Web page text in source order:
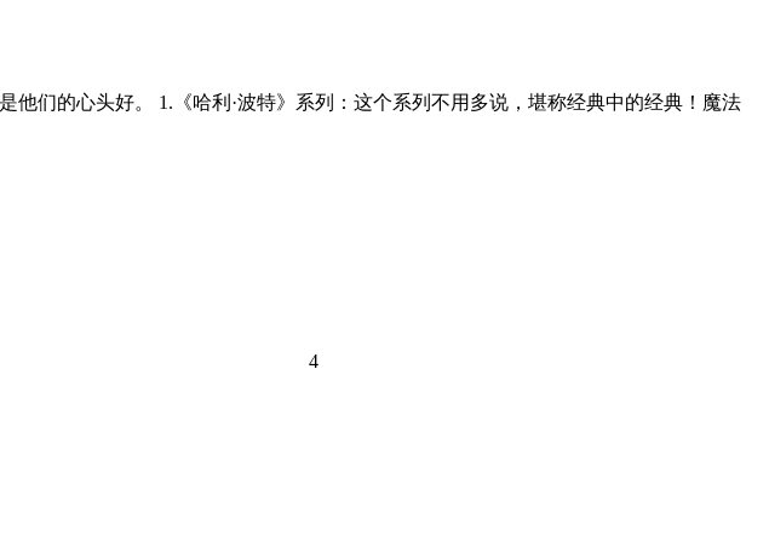
们的心头好。 1.《哈利·波特》系列：这个系列不用多说，堪称经典中的经典！魔法
4